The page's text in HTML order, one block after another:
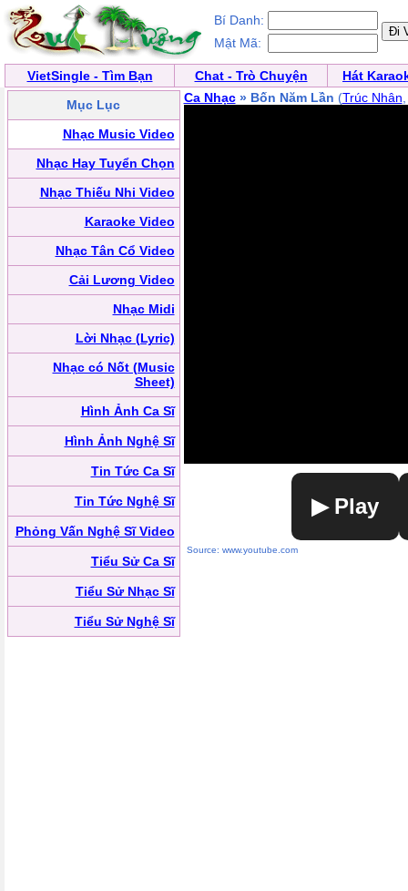
Bí Danh:
Mật Mã:
VietSingle - Tìm Bạn Chat - Trò Chuyện
Hát
Mục Lục
Nhạc Music Video
Nhạc Hay Tuyển Chọn
Nhạc Thiếu Nhi Video
Karaoke Video
Nhạc Tân Cổ Video
Cải Lương Video
Nhạc Midi
Lời Nhạc (Lyric)
Nhạc có Nốt (Music
Sheet)
Hình Ảnh Ca Sĩ
Hình Ảnh Nghệ Sĩ
Tin Tức Ca Sĩ
Tin Tức Nghệ Sĩ
Phỏng Vấn Nghệ Sĩ Video
Tiểu Sử Ca Sĩ
Tiểu Sử Nhạc Sĩ
Tiểu Sử Nghệ Sĩ
Ca Nhạc» Bốn Năm Lần (Trúc Nhân
▶ Play
Source: www.youtube.com